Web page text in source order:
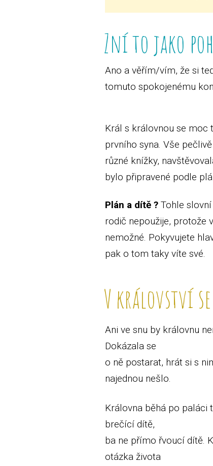
Zní to jako
Ano a věřím/vím, že si
tomuto spokojenému
Král s královnou se moc
prvního syna. Vše
různé knížky,
bylo připravené podle
Plán a dítě ?Tohle slovní
rodič nepoužije, protože
nemožné. Pokyvujete
pak o tom taky víte své.
V království
Ani ve snu by královnu
Dokázala se
o ně postarat, hrát si s
najednou nešlo.
Královna běhá po paláci
brečící dítě,
ba ne přímo řvoucí dítě.
otázka života